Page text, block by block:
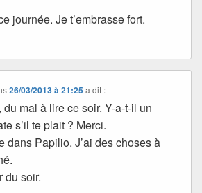
journée. Je t’embrasse fort.
26/03/2013 à 21:25 a dit :
du mal à lire ce soir. Y-a-t-il un
s’il te plait ? Merci.
dans Papilio. J’ai des choses à
du soir.